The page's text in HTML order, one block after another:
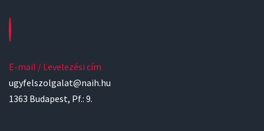
E-mail / Levelezési cím
ugyfelszolgalat@naih.hu
1363 Budapest, Pf.: 9.